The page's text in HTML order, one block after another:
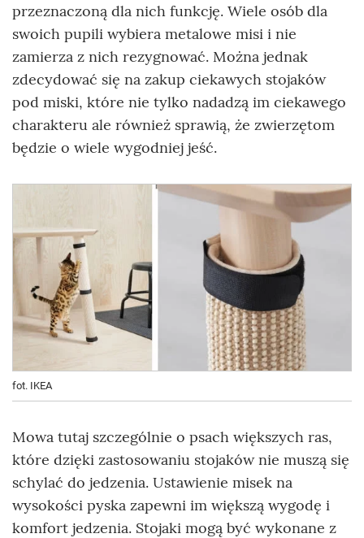
przeznaczoną dla nich funkcję. Wiele osób dla
swoich pupili wybiera metalowe misi i nie
zamierza z nich rezygnować. Można jednak
zdecydować się na zakup ciekawych stojaków
pod miski, które nie tylko nadadzą im ciekawego
charakteru ale również sprawią, że zwierzętom
będzie o wiele wygodniej jeść.
fot. IKEA
Mowa tutaj szczególnie o psach większych ras,
które dzięki zastosowaniu stojaków nie muszą się
schylać do jedzenia. Ustawienie misek na
wysokości pyska zapewni im większą wygodę i
komfort jedzenia. Stojaki mogą być wykonane z